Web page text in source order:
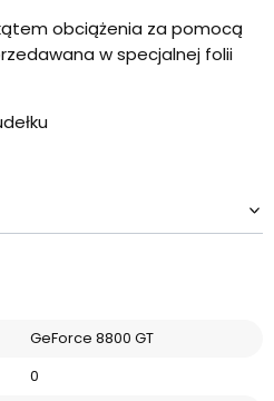
obciążenia za pomocą
w specjalnej folii
GeForce 8800 GT
0